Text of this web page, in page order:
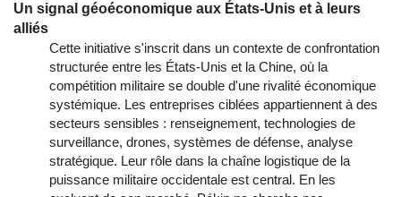
Un signal géoéconomique aux États-Unis et à leurs
alliés
Cette initiative s'inscrit dans un contexte de confrontation
structurée entre les États-Unis et la Chine, où la
compétition militaire se double d'une rivalité économique
systémique. Les entreprises ciblées appartiennent à des
secteurs sensibles : renseignement, technologies de
surveillance, drones, systèmes de défense, analyse
stratégique. Leur rôle dans la chaîne logistique de la
puissance militaire occidentale est central. En les